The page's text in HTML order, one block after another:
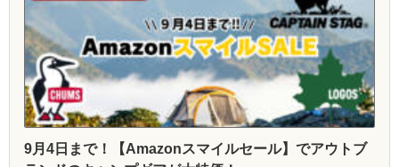
9月4日まで！【Amazonスマイルセール】でアウトブ